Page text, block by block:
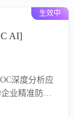
生效中
AI]
深度分析应
业精准防控